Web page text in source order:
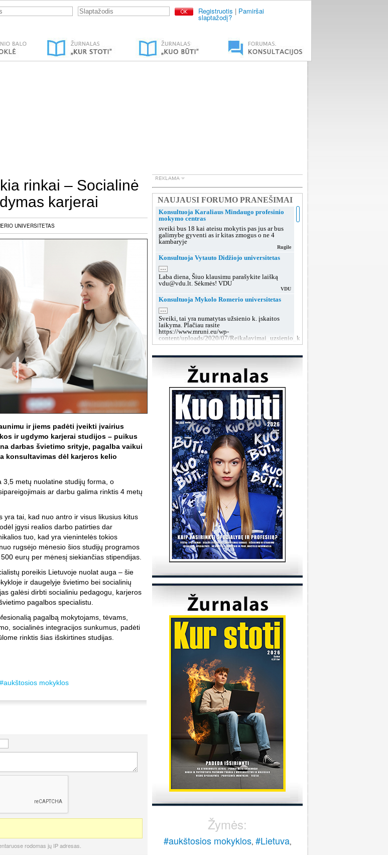
Registruotis | Pamiršai
slaptažodį?
rinkai – Socialinė
karjerai
UNIVERSITETAS
ir jiems padėti įveikti įvairius
ir ugdymo karjerai studijos – puikus
darbas švietimo srityje, pagalba vaikui
konsultavimas dėl karjeros kelio
3,5 metų nuolatine studijų forma, o
ar darbu galima rinktis 4 metų
yra tai, kad nuo antro ir visus likusius kitus
įgysi realios darbo patirties dar
tuo, kad yra vienintelės tokios
rugsėjo mėnesio šios studijų programos
eurų per mėnesį siekiančias stipendijas.
poreikis Lietuvoje nuolat auga – šie
ir daugelyje švietimo bei socialinių
galėsi dirbti socialiniu pedagogu, karjeros
pagalbos specialistu.
pagalbą mokytojams, tėvams,
socialinės integracijos sunkumus, padėti
rinktis šias išskirtines studijas.
#aukštosios mokyklos
rodomas jų IP adresas.
Konsultuoja Karaliaus Mindaugo profesinio
mokymo centras
sveiki bus 18 kai ateisu mokytis pas jus ar bus
galimybe gyventi as ir kitas zmogus o ne 4
kambaryje
Rugile
Konsultuoja Vytauto Didžiojo universitetas
...
Laba diena, Šiuo klausimu parašykite laišką
vdu@vdu.lt. Sėkmės! VDU
VDU
Konsultuoja Mykolo Romerio universitetas
...
Sveiki, tai yra numatytas užsienio k. įskaitos
laikyma. Plačiau rasite
https://www.mruni.eu/wp-
content/uploads/2020/07/Reikalavimai_uzsienio_kalbos_iskaitai_2018.pdf
MRU konsultacijos
Konsultuoja Lietuvos sveikatos mokslų
Laba diena, tokiu klausimu rekomenduojame po
sutarties pasirašymo kreiptis į dekanatą prieš
grupių suformavimą arba teikti prašymą dėl
grupės keitimo, kai grupės jau bus aiškios.
LSMU SRT
Konsultuoja Klaipėdos valstybinė kolegija
Laba diena, taip, galite susisiekti su mumis šiais
kontaktais:
https://www.kvk.lt/stojantiesiems/priemimas-i-
studijas/
KVK
Konsultuoja Utenos kolegija
Sveiki, kada reikėtu kreiptis del užskaitymu
dalykų iš pabaigtos kolegijos/profesines
mokyklos ? Ir kur reikia kreiptis? Ačiū
Sveiki, kreiptis reikia prasidėjus studijų metams
į katedrą, kuriai priklauso Jūsų studijų programa.
Sėkmės
Sandra
Konsultuoja Klaipėdos universitetas
Šiuo metu į Geografijos studijų programą priimti
8 studentai.
Konsultuoja Vilniaus universitetas
...
Laba diena, dėkojame už laišką. Dėl
individualaus studijų plano kreipkitės į
fakulteto, kuriame studijuojate, studijų skyrių.
Kontaktus galite rasti čia:
https://www.vu.lt/studentams/paslaugos-
studentams/akademinis-konsultavimas.
Konsultuoja Pasieniečių mokykla
Sveiki, norėjau pasiklaust jeigu turi anglų ir
lietuvių valstybinį, turi B kategorija, bet gal šiek
tiek fiziškai silpnesnis esi tinkamas tarnybai? Ar
ta prasme fizo įskaita yra pagrindinis dalykas
įstoti į pasieniečių mokyklą?
Konsultuoja Lietuvos policijos mokykla
Sveiki, paskambinkite 070060076.
NAUJAUSI FORUMO PRANEŠIMAI
Žymės:
#aukštosios mokyklos, #Lietuva,